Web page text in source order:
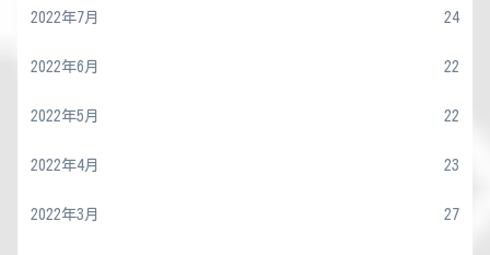
2022年7月 24
2022年6月 22
2022年5月 22
2022年4月 23
2022年3月 27